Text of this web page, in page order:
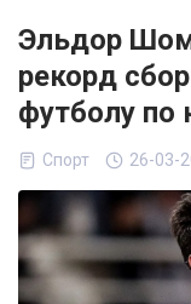
Эльдор
рекорд
футболу по
Спорт 26-03-